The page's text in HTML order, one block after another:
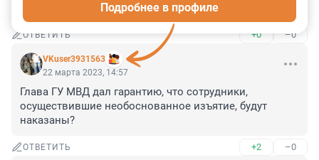
- Ну-ка, дайка посмотреть. Да я верну, не боись..)
ОТВЕТИТЬ +0 –0
VKuser3931563
Подробнее в профиле
22 марта 2023, 14:57
Глава ГУ МВД дал гарантию, что сотрудники,
осуществившие необоснованное изъятие, будут
наказаны?
ОТВЕТИТЬ +2 –0